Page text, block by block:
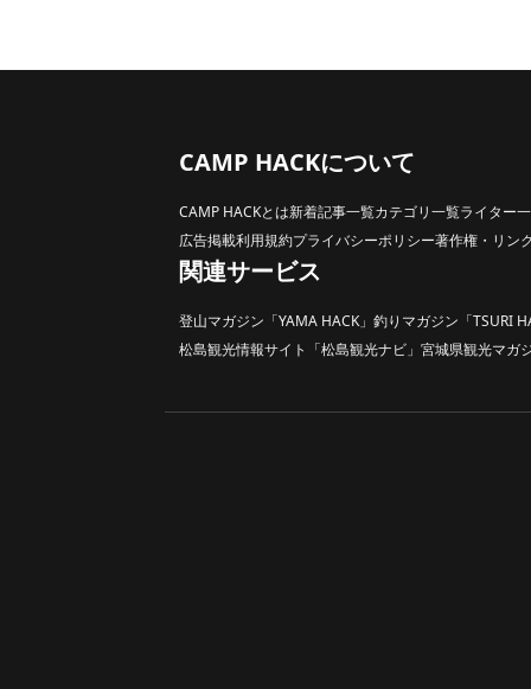
CAMP HACKについて
CAMP HACKとは新着記事一覧カテゴリ一覧ライター
広告掲載利用規約プライバシーポリシー著作権・リン
関連サービス
登山マガジン「YAMA HACK」 釣りマガジン「TSURI
松島観光情報サイト「松島観光ナビ」 宮城県観光マガ